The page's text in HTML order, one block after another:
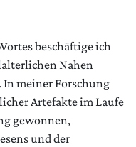
beschäftige ich
Nahen
In meiner Forschung
Artefakte im Laufe
gewonnen,
und der